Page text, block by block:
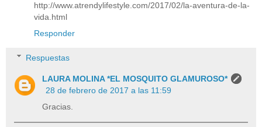
http://www.atrendylifestyle.com/2017/02/la-aventura-de-la-
vida.html
Responder
Respuestas
LAURA MOLINA *EL MOSQUITO GLAMUROSO*
28 de febrero de 2017 a las 11:59
Gracias.